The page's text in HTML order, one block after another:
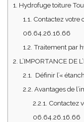
1. Hydrofuge toiture
1.1. Contactez votre
06.64.26.16.66
1.2. Traitement par
2. L’IMPORTANCE DE
2.1.
Définir l’«
2.2. Avantages de
2.2.1. Contactez
06.64.26.16.66